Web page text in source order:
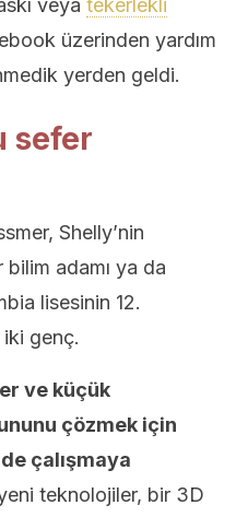
veya tekerlekli
üzerinden yardım
yerden geldi.
sefer
Shelly’nin
bilim adamı ya da
lisesinin 12.
iki genç.
ve küçük
çözmek için
çalışmaya
teknolojiler, bir 3D